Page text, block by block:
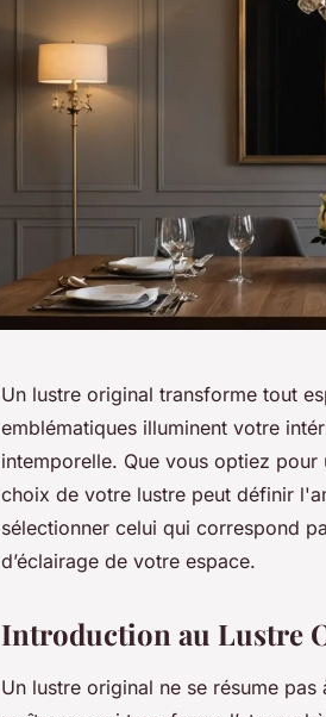
Un lustre original transforme tout
emblématiques illuminent votre
intemporelle. Que vous optiez
choix de votre lustre peut définir
sélectionner celui qui correspond
d’éclairage de votre espace.
Introduction au Lustre
Un lustre original ne se résume